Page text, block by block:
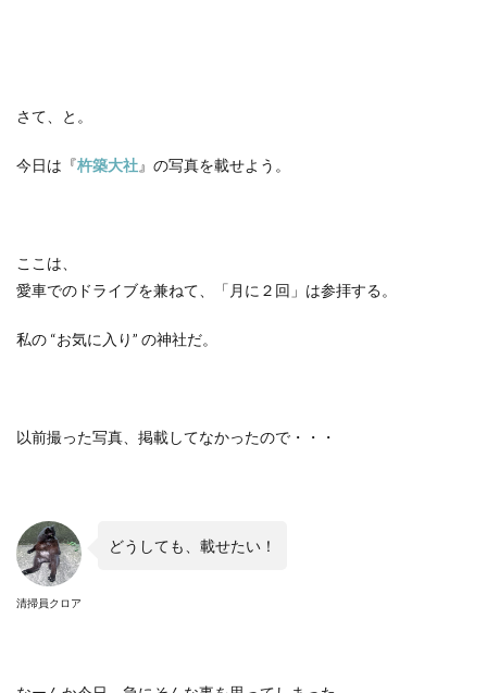
さて、と。
今日は『杵築大社』の写真を載せよう。
ここは、
愛車でのドライブを兼ねて、「月に２回」は参拝する。
私の “お気に入り” の神社だ。
以前撮った写真、掲載してなかったので・・・
清掃員クロア
どうしても、載せたい！